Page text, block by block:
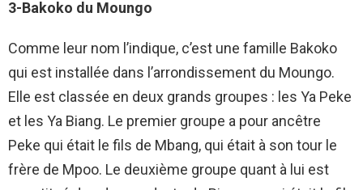
3-Bakoko du Moungo
Comme leur nom l’indique, c’est une famille Bakoko
qui est installée dans l’arrondissement du Moungo.
Elle est classée en deux grands groupes : les Ya Peke
et les Ya Biang. Le premier groupe a pour ancêtre
Peke qui était le fils de Mbang, qui était à son tour le
frère de Mpoo. Le deuxième groupe quant à lui est